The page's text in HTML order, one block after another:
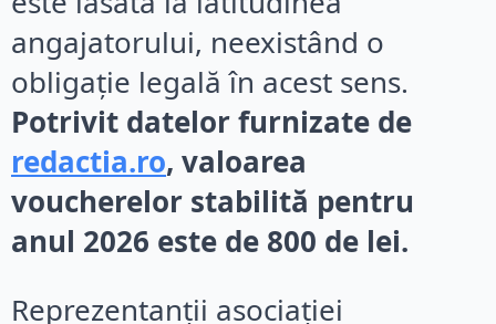
angajatorului, neexistând o
obligație legală în acest sens.
Potrivit datelor furnizate de
redactia.ro, valoarea
voucherelor stabilită pentru
anul 2026 este de 800 de lei.
Reprezentanții asociației